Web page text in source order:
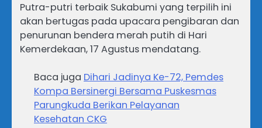
Putra-putri terbaik Sukabumi yang terpilih ini
akan bertugas pada upacara pengibaran dan
penurunan bendera merah putih di Hari
Kemerdekaan, 17 Agustus mendatang.
Baca juga Dihari Jadinya Ke-72, Pemdes
Kompa Bersinergi Bersama Puskesmas
Parungkuda Berikan Pelayanan
Kesehatan CKG